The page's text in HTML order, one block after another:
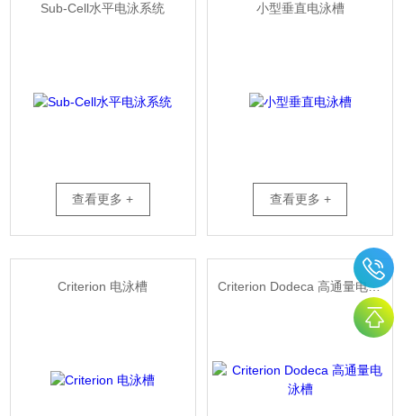
Sub-Cell水平电泳系统
查看更多 +
小型垂直电泳槽
查看更多 +
Criterion 电泳槽 Criterion Dodeca 高通量电泳槽